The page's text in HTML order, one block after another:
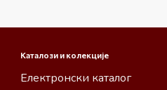
Каталози и колекције
Електронски каталог